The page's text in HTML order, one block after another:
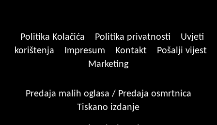
Politika Kolačića Politika privatnosti
Uvjeti
korištenja
Impresum Kontakt
Pošalji vijest
Marketing
Predaja malih oglasa / Predaja osmrtnica
Tiskano izdanje